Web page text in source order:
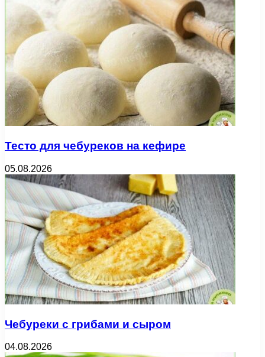
Тесто для чебуреков на кефире
05.08.2026
Чебуреки с грибами и сыром
04.08.2026